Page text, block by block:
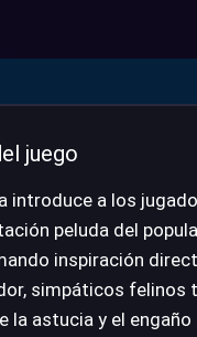
juego
introduce a los
peluda del
inspiración
simpáticos felinos
la astucia y el